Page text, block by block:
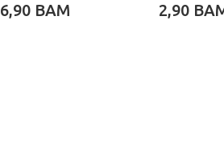
6,90 BAM 2,90